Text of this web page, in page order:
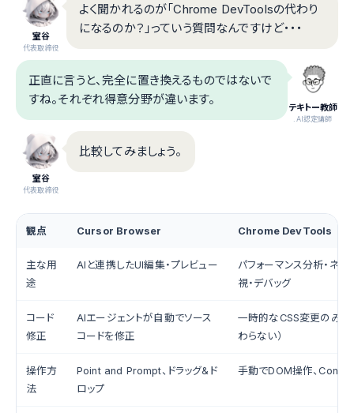
室谷
代表取締役
よく聞かれるのが「Chrome DevToolsの代わり
になるのか？」っていう質問なんですけど・・・
テキトー教師
.AI認定講師
正直に言うと、完全に置き換えるものではないで
すね。それぞれ得意分野が違います。
室谷
代表取締役
比較してみましょう。
観点 Cursor Browser Chrome DevTools
主な用
途
AIと連携したUI編集・プレビュー
パフォーマンス分析・ネッ
視・デバッグ
コード
修正
AIエージェントが自動でソース
コードを修正
一時的なCSS変更のみ（
わらない）
操作方
法
Point and Prompt、ドラッグ&ド
ロップ
手動でDOM操作、